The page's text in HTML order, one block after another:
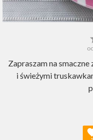
Zapraszam na
i świeżymi